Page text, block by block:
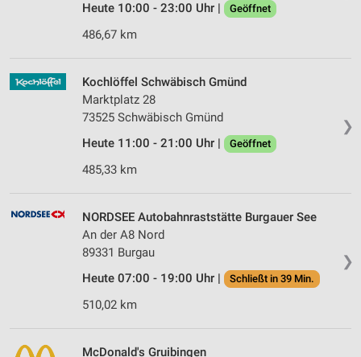
Heute 10:00 - 23:00 Uhr |
Geöffnet
486,67 km
❯
Kochlöffel Schwäbisch Gmünd
Marktplatz 28
73525 Schwäbisch Gmünd
Heute 11:00 - 21:00 Uhr |
Geöffnet
485,33 km
❯
NORDSEE Autobahnraststätte Burgauer See
An der A8 Nord
89331 Burgau
Heute 07:00 - 19:00 Uhr |
Schließt in 39 Min.
510,02 km
McDonald's Gruibingen